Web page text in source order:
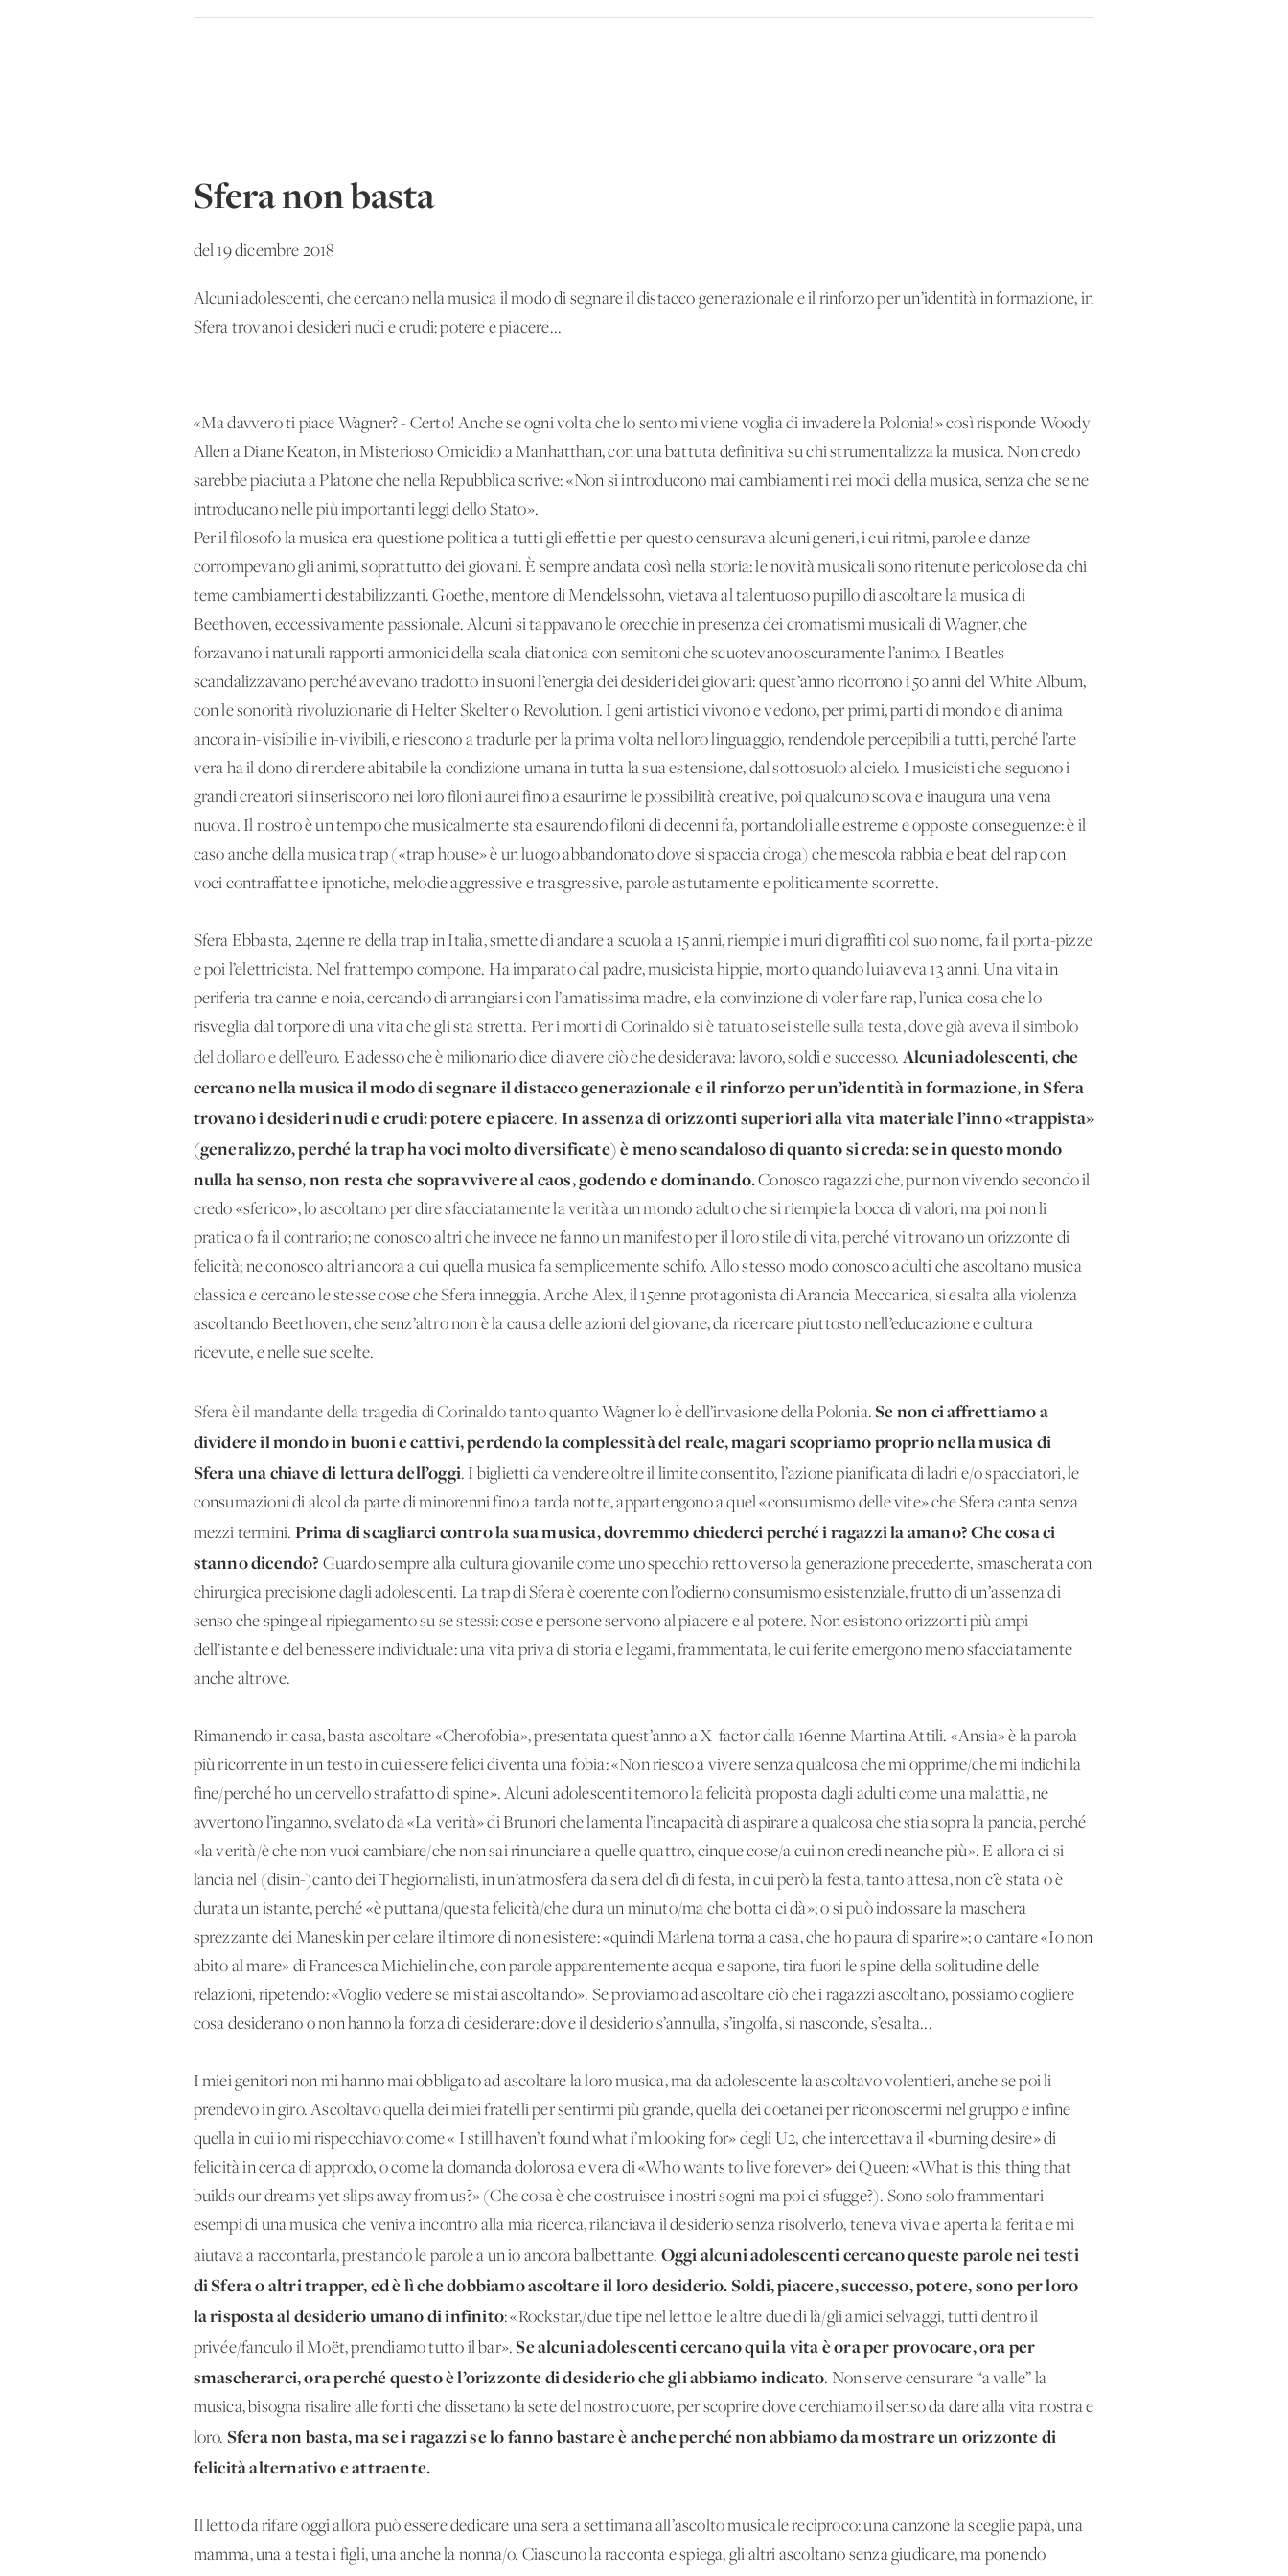
Sfera non basta
del 19 dicembre 2018
Alcuni adolescenti, che cercano nella musica il modo di segnare il distacco generazionale e il rinforzo per un’identità in formazione, in
Sfera trovano i desideri nudi e crudi: potere e piacere...
«Ma davvero ti piace Wagner? - Certo! Anche se ogni volta che lo sento mi viene voglia di invadere la Polonia!» così risponde Woody
Allen a Diane Keaton, in Misterioso Omicidio a Manhatthan, con una battuta definitiva su chi strumentalizza la musica. Non credo
sarebbe piaciuta a Platone che nella Repubblica scrive: «Non si introducono mai cambiamenti nei modi della musica, senza che se ne
introducano nelle più importanti leggi dello Stato».
Per il filosofo la musica era questione politica a tutti gli effetti e per questo censurava alcuni generi, i cui ritmi, parole e danze
corrompevano gli animi, soprattutto dei giovani. È sempre andata così nella storia: le novità musicali sono ritenute pericolose da chi
teme cambiamenti destabilizzanti. Goethe, mentore di Mendelssohn, vietava al talentuoso pupillo di ascoltare la musica di
Beethoven, eccessivamente passionale. Alcuni si tappavano le orecchie in presenza dei cromatismi musicali di Wagner, che
forzavano i naturali rapporti armonici della scala diatonica con semitoni che scuotevano oscuramente l’animo. I Beatles
scandalizzavano perché avevano tradotto in suoni l’energia dei desideri dei giovani: quest’anno ricorrono i 50 anni del White Album,
con le sonorità rivoluzionarie di Helter Skelter o Revolution. I geni artistici vivono e vedono, per primi, parti di mondo e di anima
ancora in-visibili e in-vivibili, e riescono a tradurle per la prima volta nel loro linguaggio, rendendole percepibili a tutti, perché l’arte
vera ha il dono di rendere abitabile la condizione umana in tutta la sua estensione, dal sottosuolo al cielo. I musicisti che seguono i
grandi creatori si inseriscono nei loro filoni aurei fino a esaurirne le possibilità creative, poi qualcuno scova e inaugura una vena
nuova. Il nostro è un tempo che musicalmente sta esaurendo filoni di decenni fa, portandoli alle estreme e opposte conseguenze: è il
caso anche della musica trap («trap house» è un luogo abbandonato dove si spaccia droga) che mescola rabbia e beat del rap con
voci contraffatte e ipnotiche, melodie aggressive e trasgressive, parole astutamente e politicamente scorrette.
Sfera Ebbasta, 24enne re della trap in Italia, smette di andare a scuola a 15 anni, riempie i muri di graffiti col suo nome, fa il porta-pizze
e poi l’elettricista. Nel frattempo compone. Ha imparato dal padre, musicista hippie, morto quando lui aveva 13 anni. Una vita in
periferia tra canne e noia, cercando di arrangiarsi con l’amatissima madre, e la convinzione di voler fare rap, l’unica cosa che lo
risveglia dal torpore di una vita che gli sta stretta. Per i morti di Corinaldo si è tatuato sei stelle sulla testa, dove già aveva il simbolo
del dollaro e dell’euro. E adesso che è milionario dice di avere ciò che desiderava: lavoro, soldi e successo. Alcuni adolescenti, che
cercano nella musica il modo di segnare il distacco generazionale e il rinforzo per un’identità in formazione, in Sfera
trovano i desideri nudi e crudi: potere e piacere. In assenza di orizzonti superiori alla vita materiale l’inno «trappista»
(generalizzo, perché la trap ha voci molto diversificate) è meno scandaloso di quanto si creda: se in questo mondo
nulla ha senso, non resta che sopravvivere al caos, godendo e dominando.Conosco ragazzi che, pur non vivendo secondo il
credo «sferico», lo ascoltano per dire sfacciatamente la verità a un mondo adulto che si riempie la bocca di valori, ma poi non li
pratica o fa il contrario; ne conosco altri che invece ne fanno un manifesto per il loro stile di vita, perché vi trovano un orizzonte di
felicità; ne conosco altri ancora a cui quella musica fa semplicemente schifo. Allo stesso modo conosco adulti che ascoltano musica
classica e cercano le stesse cose che Sfera inneggia. Anche Alex, il 15enne protagonista di Arancia Meccanica, si esalta alla violenza
ascoltando Beethoven, che senz’altro non è la causa delle azioni del giovane, da ricercare piuttosto nell’educazione e cultura
ricevute, e nelle sue scelte.
Sfera è il mandante della tragedia di Corinaldo tantoquanto Wagner lo è dell’invasione della Polonia.Se non ci affrettiamo a
dividere il mondo in buoni e cattivi, perdendo la complessità del reale, magari scopriamo proprio nella musica di
Sfera una chiave di lettura dell’oggi. I biglietti da vendere oltre il limite consentito, l’azione pianificata di ladri e/o spacciatori, le
consumazioni di alcol da parte di minorenni fino a tarda notte, appartengono a quel «consumismo delle vite» che Sfera canta senza
mezzi termini. Prima di scagliarci contro la sua musica, dovremmo chiederci perché i ragazzi la amano? Che cosa ci
stanno dicendo? Guardo sempre alla cultura giovanile come uno specchio retto verso la generazione precedente, smascherata con
chirurgica precisione dagli adolescenti. La trap di Sfera è coerente con l’odierno consumismo esistenziale, frutto di un’assenza di
senso che spinge al ripiegamento su se stessi: cose e persone servono al piacere e al potere. Non esistono orizzonti più ampi
dell’istante e del benessere individuale: una vita priva di storia e legami, frammentata, le cui ferite emergono meno sfacciatamente
anche altrove.
Rimanendo in casa, basta ascoltare «Cherofobia», presentata quest’anno a X-factor dalla 16enne Martina Attili. «Ansia» è la parola
più ricorrente in un testo in cui essere felici diventa una fobia: «Non riesco a vivere senza qualcosa che mi opprime/che mi indichi la
fine/perché ho un cervello strafatto di spine». Alcuni adolescenti temono la felicità proposta dagli adulti come una malattia, ne
avvertono l’inganno, svelato da «La verità» di Brunori che lamenta l’incapacità di aspirare a qualcosa che stia sopra la pancia, perché
«la verità/è che non vuoi cambiare/che non sai rinunciare a quelle quattro, cinque cose/a cui non credi neanche più». E allora ci si
lancia nel (disin-)canto dei Thegiornalisti, in un’atmosfera da sera del dì di festa, in cui però la festa, tanto attesa, non c’è stata o è
durata un istante, perché «è puttana/questa felicità/che dura un minuto/ma che botta ci dà»; o si può indossare la maschera
sprezzante dei Maneskin per celare il timore di non esistere: «quindi Marlena torna a casa, che ho paura di sparire»; o cantare «Io non
abito al mare» di Francesca Michielin che, con parole apparentemente acqua e sapone, tira fuori le spine della solitudine delle
relazioni, ripetendo: «Voglio vedere se mi stai ascoltando». Se proviamo ad ascoltare ciò che i ragazzi ascoltano, possiamo cogliere
cosa desiderano o non hanno la forza di desiderare: dove il desiderio s’annulla, s’ingolfa, si nasconde, s’esalta...
I miei genitori non mi hanno mai obbligato ad ascoltare la loro musica, ma da adolescente la ascoltavo volentieri, anche se poi li
prendevo in giro. Ascoltavo quella dei miei fratelli per sentirmi più grande, quella dei coetanei per riconoscermi nel gruppo e infine
quella in cui io mi rispecchiavo: come « I still haven’t found what i’m looking for» degli U2, che intercettava il «burning desire» di
felicità in cerca di approdo, o come la domanda dolorosa e vera di «Who wants to live forever» dei Queen: «What is this thing that
builds our dreams yet slips away from us?» (Che cosa è che costruisce i nostri sogni ma poi ci sfugge?). Sono solo frammentari
esempi di una musica che veniva incontro alla mia ricerca, rilanciava il desiderio senza risolverlo, teneva viva e aperta la ferita e mi
aiutava a raccontarla, prestando le parole a un io ancora balbettante. Oggi alcuni adolescenti cercano queste parole nei testi
di Sfera o altri trapper, ed è lì che dobbiamo ascoltare il loro desiderio.Soldi, piacere, successo, potere, sono per loro
la risposta al desiderio umano di infinito: «Rockstar,/due tipe nel letto e le altre due di là/gli amici selvaggi, tutti dentro il
privée/fanculo il Moët, prendiamo tutto il bar».Se alcuni adolescenti cercano qui la vita è ora per provocare, ora per
smascherarci, ora perché questo è l’orizzonte di desiderio che gli abbiamo indicato. Non serve censurare “a valle” la
musica, bisogna risalire alle fonti che dissetano la sete del nostro cuore, per scoprire dove cerchiamo il senso da dare alla vita nostra e
loro. Sfera non basta, ma se i ragazzi se lo fanno bastare è anche perché non abbiamo da mostrare un orizzonte di
felicità alternativo e attraente.
Il letto da rifare oggi allora può essere dedicare una sera a settimana all’ascolto musicale reciproco: una canzone la sceglie papà, una
mamma, una a testa i figli, una anche la nonna/o. Ciascuno la racconta e spiega, gli altri ascoltano senza giudicare, ma ponendo